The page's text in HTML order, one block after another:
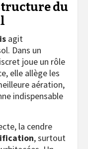
du
agit
Dans un
joue un rôle
elle allège les
aération,
indispensable
la cendre
, surtout